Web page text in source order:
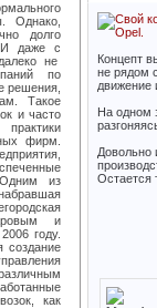
Однако,
долго
И даже с
не
по
решения,
Такое
и часто
фирм.
Одним из
и
году.
создание
как
Концепт
не рядом
движение
На одном
Довольно
Остается